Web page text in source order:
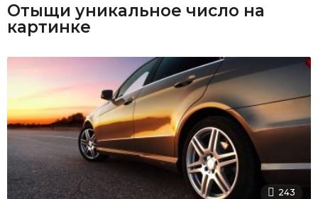
Отыщи уникальное число на
картинке
243